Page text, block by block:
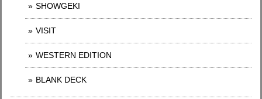
SHOWGEKI
VISIT
WESTERN EDITION
BLANK DECK